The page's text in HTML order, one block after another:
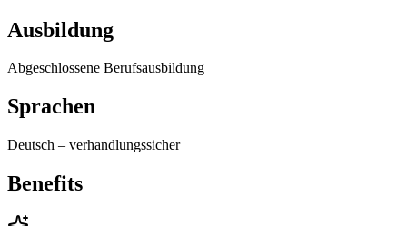
Ausbildung
Abgeschlossene Berufsausbildung
Sprachen
Deutsch – verhandlungssicher
Benefits